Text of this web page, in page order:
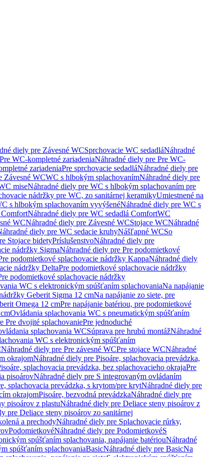
diely pre Závesné WCSprchovacie WC sedadláNáhradné
Pre WC-kompletné zariadeniaNáhradné diely pre Pre WC-
zariadeniaPre sprchovacie sedadláNáhradné diely pre
Závesné WCWC s hlbokým splachovanímNáhradné diely pre
miseNáhradné diely pre WC s hlbokým splachovaním pre
nádržky pre WC, zo sanitárnej keramikyUmiestnené na
s hlbokým splachovaním vyvýšenéNáhradné diely pre WC s
Náhradné diely pre WC sedadlá ComfortWC
WCNáhradné diely pre Závesné WCStojace WCNáhradné
diely pre WC sedacie kruhyNášľapné WCSo
Stojace bidetyPríslušenstvoNáhradné diely pre
nádržky SigmaNáhradné diely pre Pre podomietkové
podomietkové splachovacie nádržky KappaNáhradné diely
nádržky DeltaPre podomietkové splachovacie nádržky
podomietkové splachovacie nádržky
WC s elektronickým spúšťaním splachovaniaNa napájanie
Geberit Sigma 12 cmNa napájanie zo siete, pre
Omega 12 cmPre napájanie batériou, pre podomietkové
Ovládania splachovania WC s pneumatickým spúšťaním
Pre dvojité splachovaniePre jednoduché
splachovania WCSúprava pre hrubú montážNáhradné
WC s elektronickým spúšťaním
Náhradné diely pre Pre závesné WCPre stojace WCNáhradné
okrajomNáhradné diely pre Pisoáre, splachovacia prevádzka,
splachovacia prevádzka, bez splachovacieho okrajaPre
pisoárovNáhradné diely pre S integrovaným ovládaním
splachovacia prevádzka, s krytom/pre krytNáhradné diely pre
okrajomPisoáre, bezvodná prevádzkaNáhradné diely pre
pisoárov z plastuNáhradné diely pre Deliace steny pisoárov z
pre Deliace steny pisoárov zo sanitárnej
a prechodyNáhradné diely pre Splachovacie rúrky,
PodomietkovéNáhradné diely pre PodomietkovéS
spúšťaním splachovania, napájanie batériouNáhradné
spúšťaním splachovaniaBasicNáhradné diely pre BasicNa